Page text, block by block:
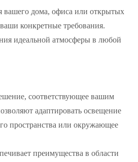
вашего дома, офиса или открытых
конкретные требования.
идеальной атмосферы в любой
соответствующее вашим
адаптировать освещение
пространства или окружающее
преимущества в области